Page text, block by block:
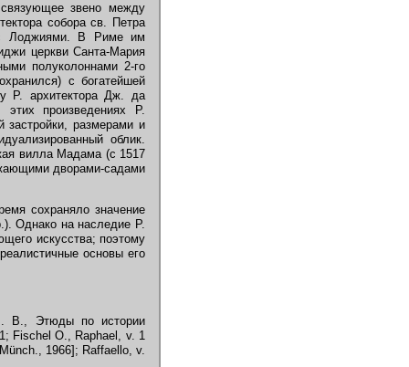
звено между
собора св. Петра
с Лоджиями. В Риме им
церкви Санта-Мария
полуколоннами 2-го
с богатейшей
Р. архитектора Дж. да
произведениях Р.
застройки, размерами и
облик.
вилла Мадама (с 1517
дворами-садами
сохраняло значение
Однако на наследие Р.
искусства; поэтому
основы его
В., Этюды по истории
Fischel О., Raphael, v. 1
ünch., 1966]; Raffaello, v.